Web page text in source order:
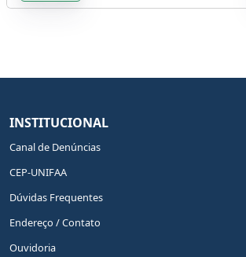
INSTITUCIONAL
Canal de Denúncias
CEP-UNIFAA
Dúvidas Frequentes
Endereço / Contato
Ouvidoria